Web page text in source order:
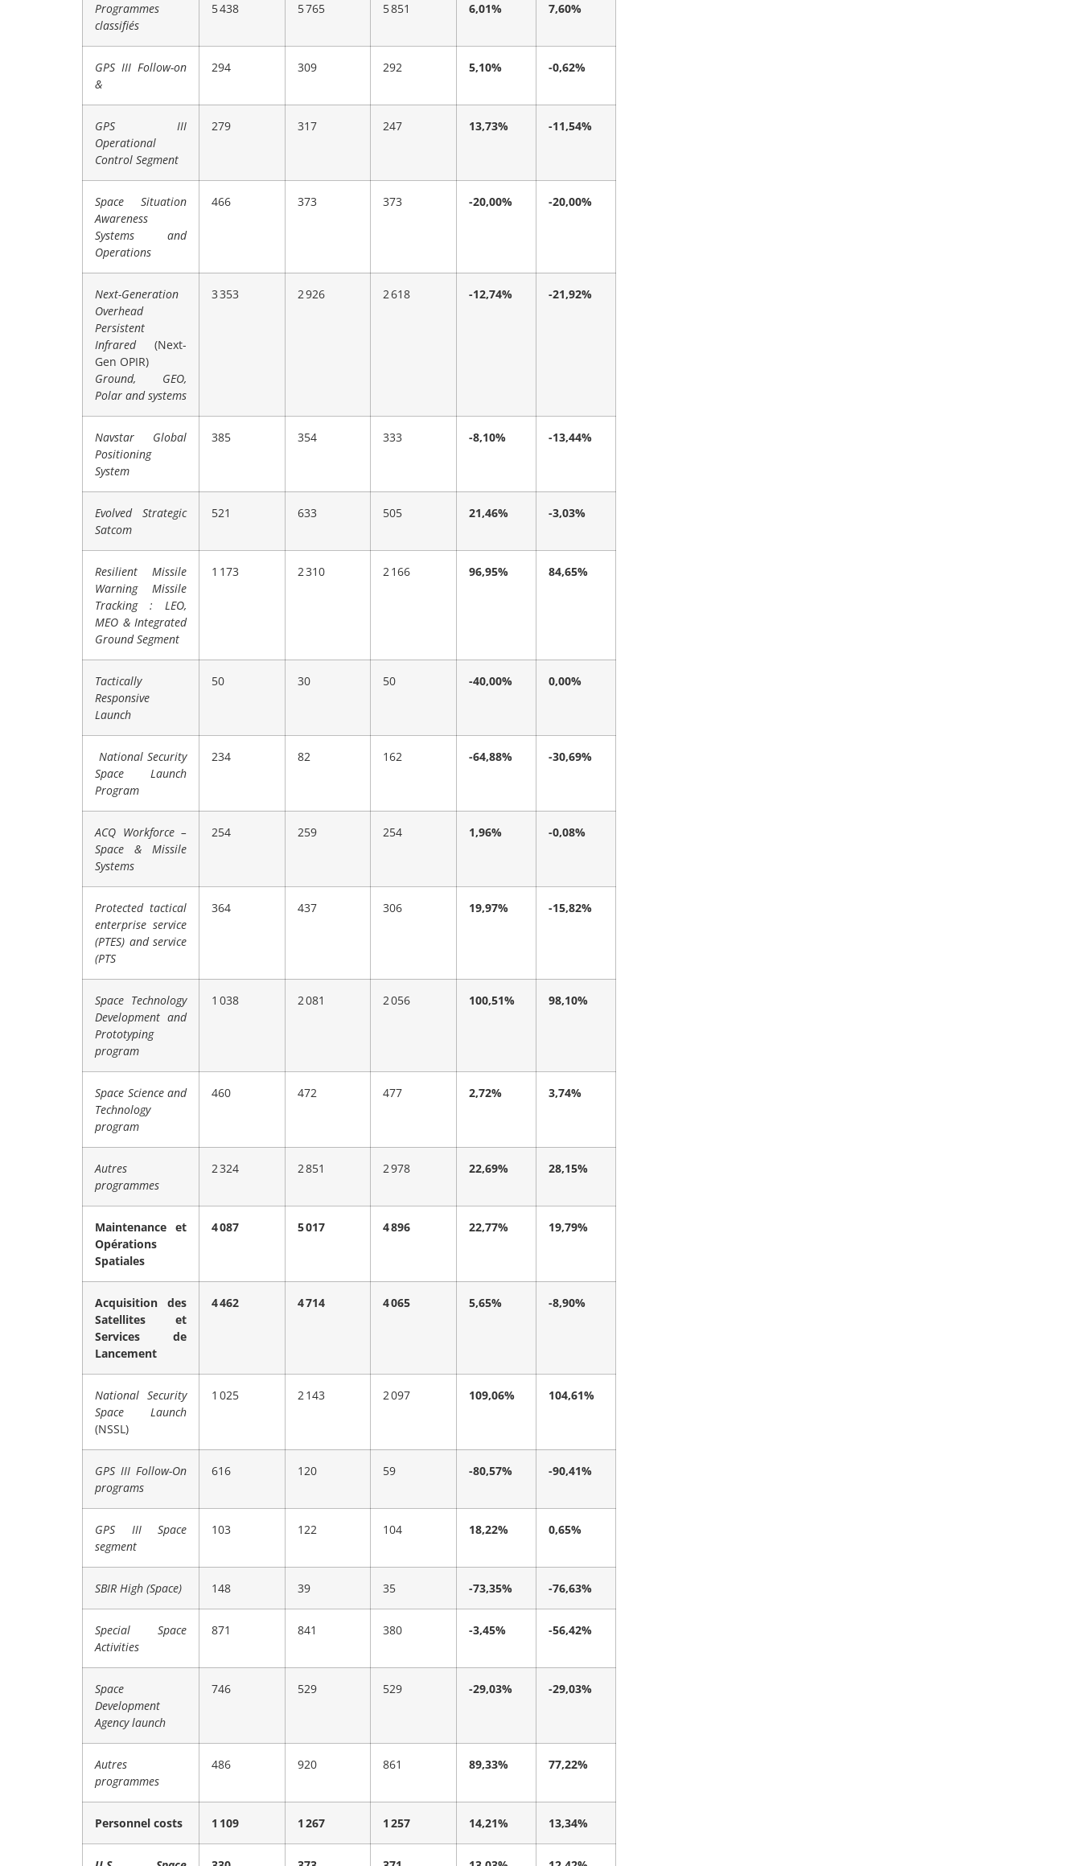
Programmes
classifiés
5 438 5 765 5 851 6,01% 7,60%
GPS III Follow-on
&
294 309 292 5,10% -0,62%
GPS III
Operational
Control Segment
279 317 247 13,73% -11,54%
Space Situation
Awareness
Systems and
Operations
466 373 373 -20,00% -20,00%
Next-Generation
Overhead
Persistent
Infrared (Next-
Gen OPIR)
Ground, GEO,
Polar and systems
3 353 2 926 2 618 -12,74% -21,92%
Navstar Global
Positioning
System
385 354 333 -8,10% -13,44%
Evolved Strategic
Satcom
521 633 505 21,46% -3,03%
Resilient Missile
Warning Missile
Tracking : LEO,
MEO & Integrated
Ground Segment
1 173 2 310 2 166 96,95% 84,65%
Tactically
Responsive
Launch
50 30 50 -40,00% 0,00%
National Security
Space Launch
Program
234 82 162 -64,88% -30,69%
ACQ Workforce –
Space & Missile
Systems
254 259 254 1,96% -0,08%
Protected tactical
enterprise service
(PTES) and service
(PTS
364 437 306 19,97% -15,82%
Space Technology
Development and
Prototyping
program
1 038 2 081 2 056 100,51% 98,10%
Space Science and
Technology
program
460 472 477 2,72% 3,74%
Autres
programmes
2 324 2 851 2 978 22,69% 28,15%
Maintenance et
Opérations
Spatiales
4 087 5 017 4 896 22,77% 19,79%
Acquisition des
Satellites et
Services de
Lancement
4 462 4 714 4 065 5,65% -8,90%
National Security
Space Launch
(NSSL)
1 025 2 143 2 097 109,06% 104,61%
GPS III Follow-On
programs
616 120 59 -80,57% -90,41%
GPS III Space
segment
103 122 104 18,22% 0,65%
SBIR High (Space) 148 39 35 -73,35% -76,63%
Special Space
Activities
871 841 380 -3,45% -56,42%
Space
Development
Agency launch
746 529 529 -29,03% -29,03%
Autres
programmes
486 920 861 89,33% 77,22%
Personnel costs 1 109 1 267 1 257 14,21% 13,34%